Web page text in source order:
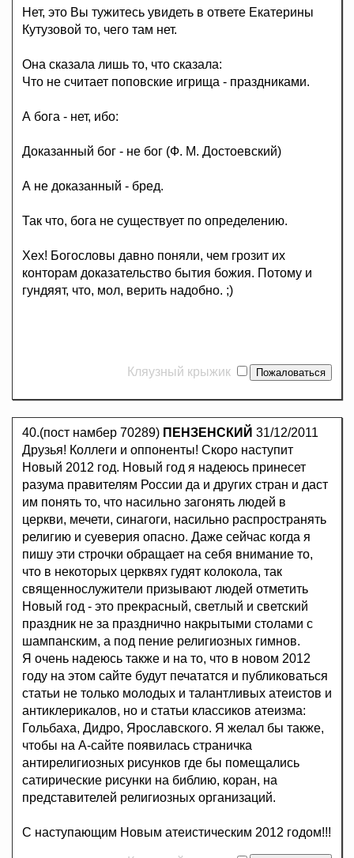
Нет, это Вы тужитесь увидеть в ответе Екатерины
Кутузовой то, чего там нет.
Она сказала лишь то, что сказала:
Что не считает поповские игрища - праздниками.
А бога - нет, ибо:
Доказанный бог - не бог (Ф. М. Достоевский)
А не доказанный - бред.
Так что, бога не существует по определению.
Хех! Богословы давно поняли, чем грозит их
конторам доказательство бытия божия. Потому и
гундяят, что, мол, верить надобно. ;)
Кляузный крыжик
40.(пост намбер 70289) ПЕНЗЕНСКИЙ 31/12/2011
Друзья! Коллеги и оппоненты! Скоро наступит
Новый 2012 год. Новый год я надеюсь принесет
разума правителям России да и других стран и даст
им понять то, что насильно загонять людей в
церкви, мечети, синагоги, насильно распространять
религию и суеверия опасно. Даже сейчас когда я
пишу эти строчки обращает на себя внимание то,
что в некоторых церквях гудят колокола, так
священнослужители призывают людей отметить
Новый год - это прекрасный, светлый и светский
праздник не за празднично накрытыми столами с
шампанским, а под пение религиозных гимнов.
Я очень надеюсь также и на то, что в новом 2012
году на этом сайте будут печататся и публиковаться
статьи не только молодых и талантливых атеистов и
антиклерикалов, но и статьи классиков атеизма:
Гольбаха, Дидро, Ярославского. Я желал бы также,
чтобы на А-сайте появилась страничка
антирелигиозных рисунков где бы помещались
сатирические рисунки на библию, коран, на
представителей религиозных организаций.
С наступающим Новым атеистическим 2012 годом!!!